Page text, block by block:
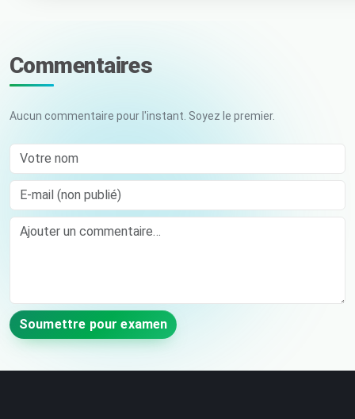
Commentaires
Aucun commentaire pour l'instant. Soyez le premier.
Votre nom
E-mail (non publié)
Comment
Soumettre pour examen